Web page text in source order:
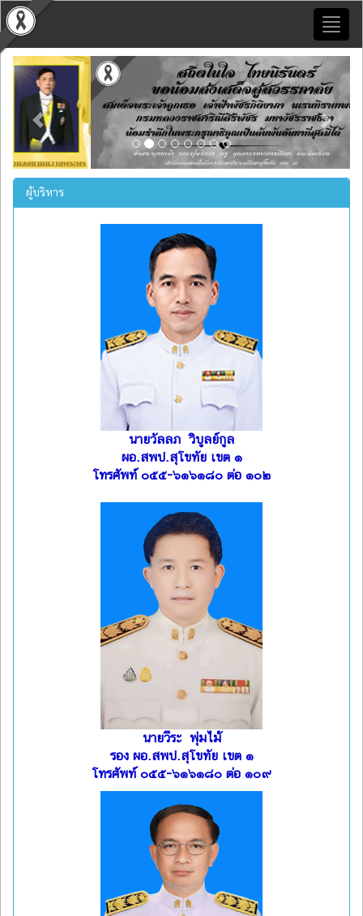
Previous
ผู้บริหาร
นายวัลลภ วิบูลย์กูล
ผอ.สพป.สุโขทัย เขต ๑
โทรศัพท์ ๐๕๕-๖๑๖๑๘๐ ต่อ ๑๐๒
นายวีระ พุ่มไม้
รอง ผอ.สพป.สุโขทัย เขต ๑
โทรศัพท์ ๐๕๕-๖๑๖๑๘๐ ต่อ ๑๐๙